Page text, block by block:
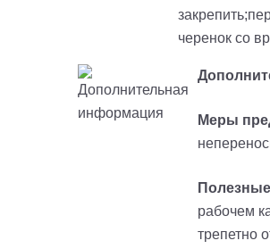
черенок со
Меры
рабочем
трепетно